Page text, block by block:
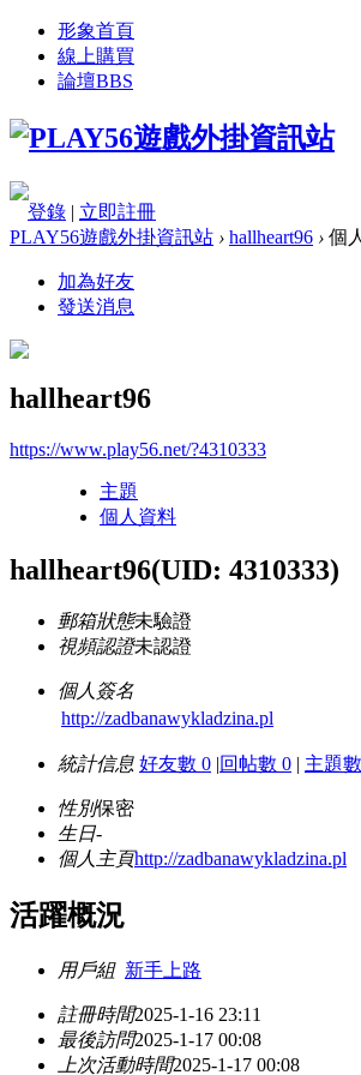
形象首頁
線上購買
論壇BBS
登錄 | 立即註冊
PLAY56遊戲外掛資訊站 › hallheart96 › 個
加為好友
發送消息
hallheart96
https://www.play56.net/?4310333
主題
個人資料
hallheart96(UID: 4310333)
郵箱狀態未驗證
視頻認證未認證
個人簽名
http://zadbanawykladzina.pl
統計信息 好友數 0 |回帖數 0 | 主題
性別保密
生日-
個人主頁http://zadbanawykladzina.pl
活躍概況
用戶組 新手上路
註冊時間2025-1-16 23:11
最後訪問2025-1-17 00:08
上次活動時間2025-1-17 00:08